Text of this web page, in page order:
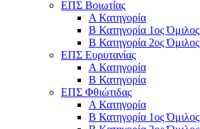
ΕΠΣ Βοιωτίας
Α Κατηγορία
Β Κατηγορία 1ος Όμιλος
Β Κατηγορία 2ος Όμιλος
ΕΠΣ Ευρυτανίας
Α Κατηγορία
Β Κατηγορία
ΕΠΣ Φθιώτιδας
Α Κατηγορία
Β Κατηγορία 1ος Όμιλος